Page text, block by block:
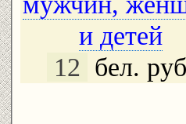
и детей
12 бел.